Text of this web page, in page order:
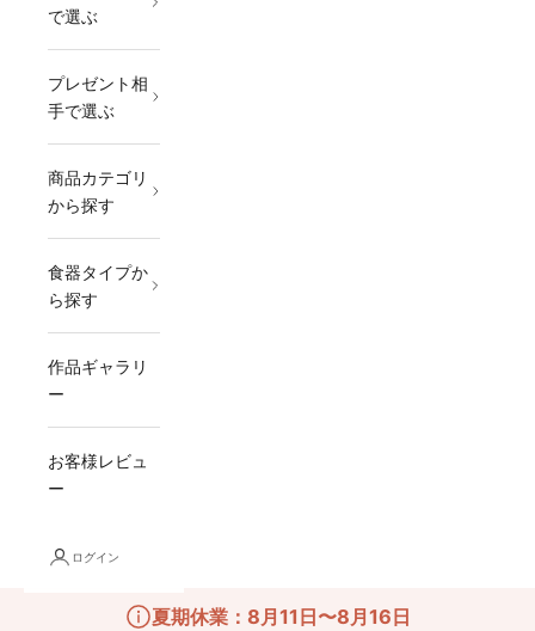
で選ぶ
プレゼント相
手で選ぶ
商品カテゴリ
から探す
食器タイプか
ら探す
作品ギャラリ
ー
お客様レビュ
ー
ログイン
夏期休業：8月11日〜8月16日